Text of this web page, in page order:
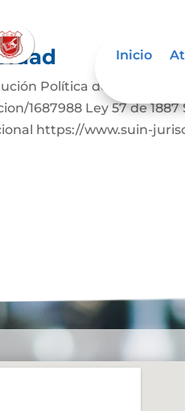
Inicio
Política de
1687988 Ley 57 de
https://www.suin-